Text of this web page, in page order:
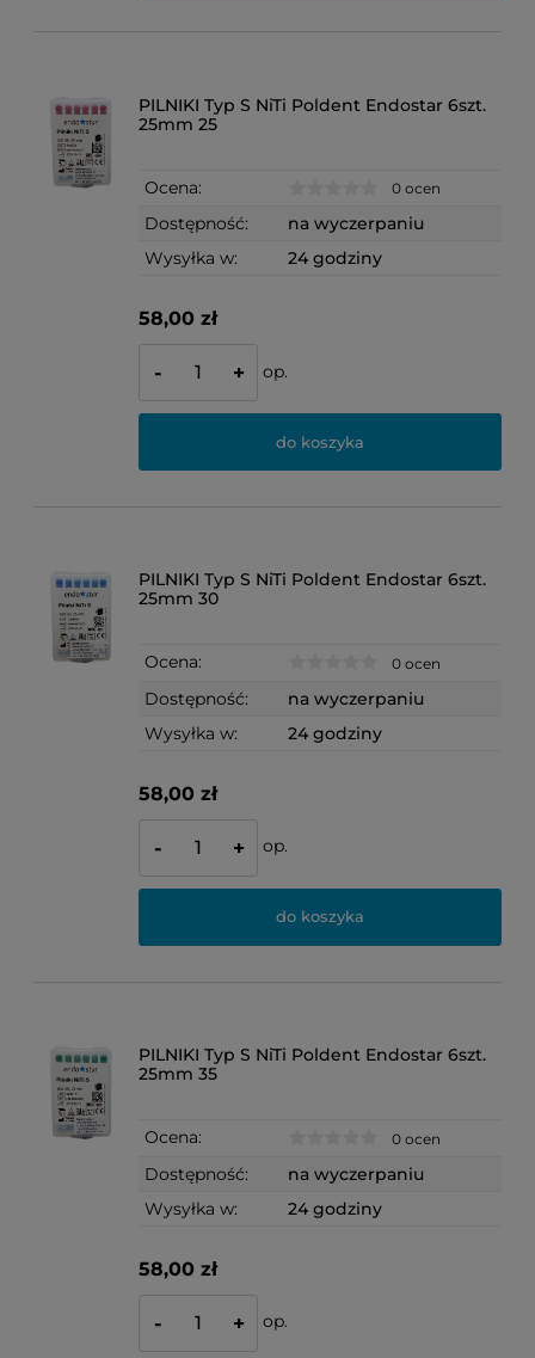
PILNIKI Typ S NiTi Poldent Endostar 6szt.
25mm 25
Ocena: 0 ocen
Dostępność:
na wyczerpaniu
Wysyłka w:
24 godziny
58,00 zł
- + op.
do koszyka
PILNIKI Typ S NiTi Poldent Endostar 6szt.
25mm 30
Ocena: 0 ocen
Dostępność:
na wyczerpaniu
Wysyłka w:
24 godziny
58,00 zł
- + op.
do koszyka
PILNIKI Typ S NiTi Poldent Endostar 6szt.
25mm 35
Ocena: 0 ocen
Dostępność:
na wyczerpaniu
Wysyłka w:
24 godziny
58,00 zł
- + op.